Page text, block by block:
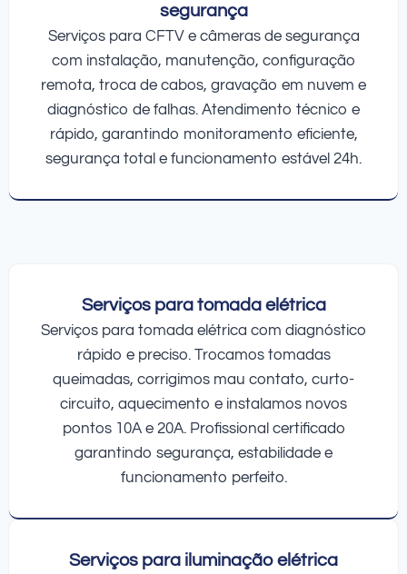
segurança
Serviços para CFTV e câmeras de segurança
com instalação, manutenção, configuração
remota, troca de cabos, gravação em nuvem e
diagnóstico de falhas. Atendimento técnico e
rápido, garantindo monitoramento eficiente,
segurança total e funcionamento estável 24h.
Serviços para tomada elétrica
Serviços para tomada elétrica com diagnóstico
rápido e preciso. Trocamos tomadas
queimadas, corrigimos mau contato, curto-
circuito, aquecimento e instalamos novos
pontos 10A e 20A. Profissional certificado
garantindo segurança, estabilidade e
funcionamento perfeito.
Serviços para iluminação elétrica